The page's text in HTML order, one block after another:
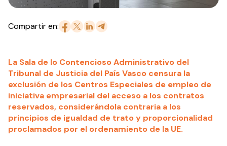
Compartir en:
La Sala de lo Contencioso Administrativo del
Tribunal de Justicia del País Vasco censura la
exclusión de los Centros Especiales de empleo de
iniciativa empresarial del acceso a los contratos
reservados, considerándola contraria a los
principios de igualdad de trato y proporcionalidad
proclamados por el ordenamiento de la UE.